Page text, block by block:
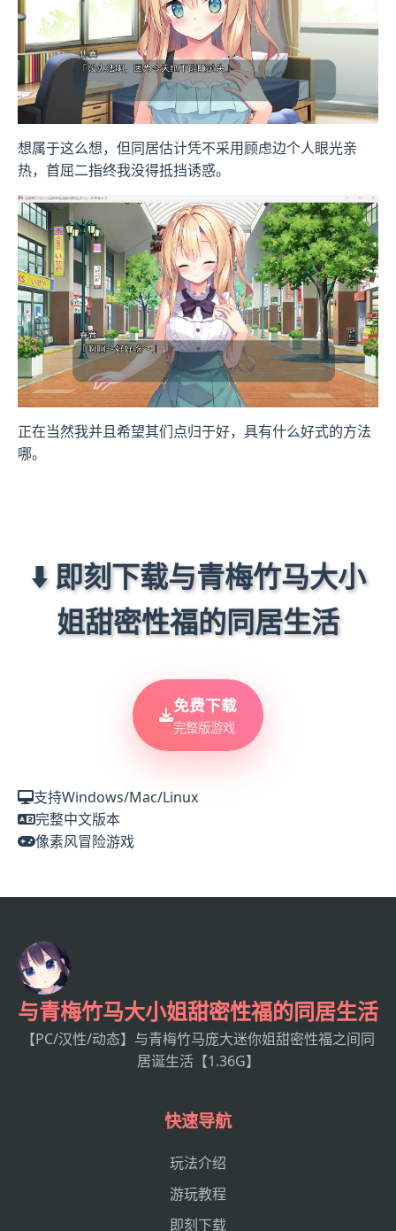
想属于这么想，但同居估计凭不采用顾虑边个人眼光亲
热，首屈二指终我没得抵挡诱惑。
正在当然我并且希望其们点归于好，具有什么好式的方法
哪。
⬇️ 即刻下载与青梅竹马大小
姐甜密性福的同居生活
免费下载
完整版游戏
支持Windows/Mac/Linux
完整中文版本
像素风冒险游戏
与青梅竹马大小姐甜密性福的同居生活
【PC/汉性/动态】与青梅竹马庞大迷你姐甜密性福之间同
居诞生活【1.36G】
快速导航
玩法介绍
游玩教程
即刻下载